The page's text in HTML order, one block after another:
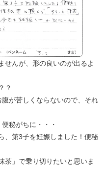
せんが、形の良いのが出るよ
？
が苦しくならないので、それ
秘がちに・・・
、第3子を妊娠しました！便秘
茶」で乗り切りたいと思いま